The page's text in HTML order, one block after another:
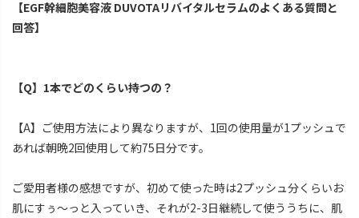
【EGF幹細胞美容液 DUVOTAリバイタルセラムのよくある質問と
回答】
【Q】1本でどのくらい持つの？
【A】ご使用方法により異なりますが、1回の使用量が1プッシュで
あれば朝晩2回使用して約75日分です。
ご愛用者様の感想ですが、初めて使った時は2プッシュ分くらいお
肌にすぅ～っと入っていき、それが2-3日継続して使ううちに、肌